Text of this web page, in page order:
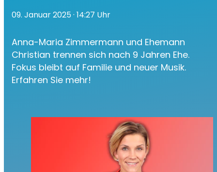
09. Januar 2025· 14:27 Uhr
Anna-Maria Zimmermann und Ehemann
Christian trennen sich nach 9 Jahren Ehe.
Fokus bleibt auf Familie und neuer Musik.
Erfahren Sie mehr!